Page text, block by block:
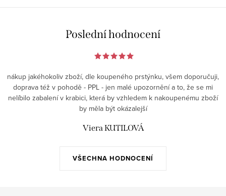
Poslední hodnocení
VŠECHNA HODNOCENÍ
nákup jakéhokoliv zboží, dle koupeného prstýnku, všem doporučuji,
doprava též v pohodě - PPL - jen malé upozornění a to, že se mi
nelíbilo zabalení v krabici, která by vzhledem k nakoupenému zboží
by měla být okázalejší
Viera KUTILOVÁ